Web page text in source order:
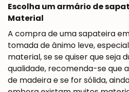
Escolha um armário de
Material
A compra de uma sapateira
tomada de ânimo leve,
material, se se quiser que seja
qualidade, recomenda-se que
de madeira e se for sólida,